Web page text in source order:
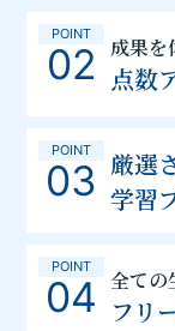
POINT
02 成果を
点数
POINT
03 厳選
学習
POINT
04 全ての
フリ